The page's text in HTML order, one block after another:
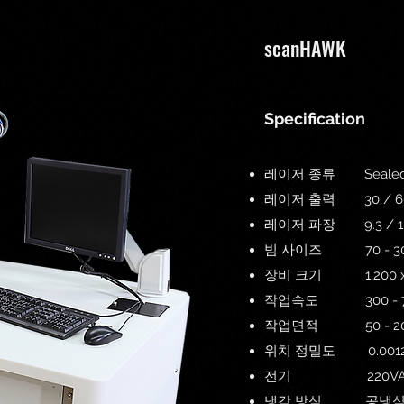
scanHAWK
Specification
레이저 종류 Sealed
레이저 출력 30 /
레이저 파장 9.3 /
빔 사이즈 70 -
장비 크기 1,200 x
작업속도 300 -
작업면적 50 -
위치 정밀도
전기 220VAC